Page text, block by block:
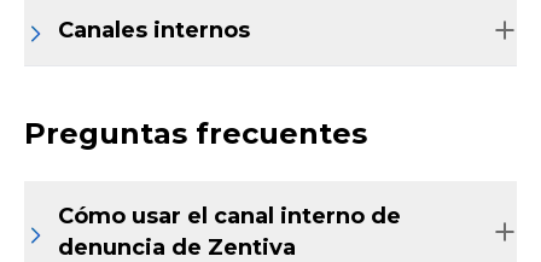
Canales internos
Preguntas frecuentes
Cómo usar el canal interno de
denuncia de Zentiva